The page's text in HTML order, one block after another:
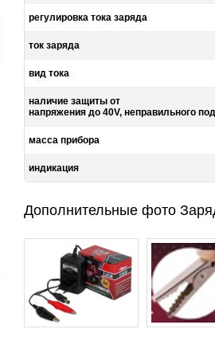
регулировка тока заряда
ток заряда
вид тока
наличие защиты от
напряжения до 40V, неправильного
масса прибора
индикация
Дополнительные фото